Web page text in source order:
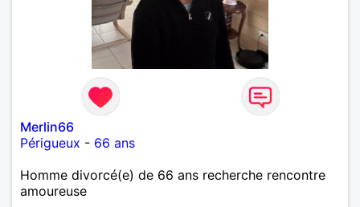
Merlin66
Périgueux - 66 ans
Homme divorcé(e) de 66 ans recherche rencontre
amoureuse